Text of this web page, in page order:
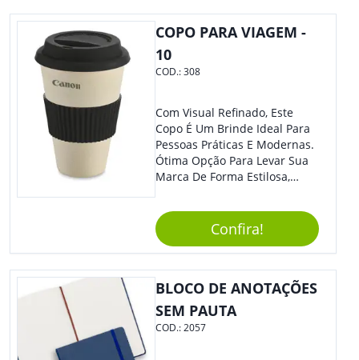
COPO PARA VIAGEM -
10
COD.:308
Com Visual Refinado, Este
Copo É Um Brinde Ideal Para
Pessoas Práticas E Modernas.
Ótima Opção Para Levar Sua
Marca De Forma Estilosa,
Empresa Em Eventos,
Reuniões Corporativas Ou Até
Mesmo Para Presentear
Colaboradores.
Confira!
BLOCO DE ANOTAÇÕES
SEM PAUTA
COD.:2057